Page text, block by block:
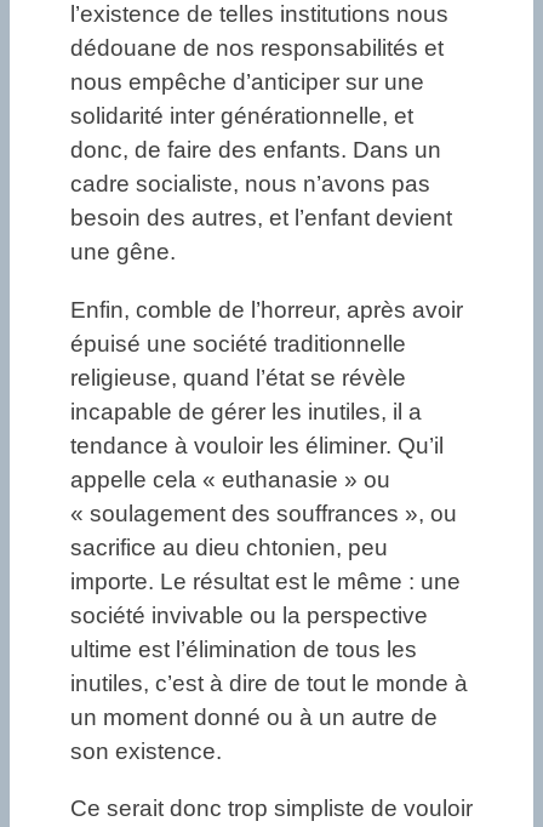
l’existence de telles institutions nous
dédouane de nos responsabilités et
nous empêche d’anticiper sur une
solidarité inter générationnelle, et
donc, de faire des enfants. Dans un
cadre socialiste, nous n’avons pas
besoin des autres, et l’enfant devient
une gêne.
Enfin, comble de l’horreur, après avoir
épuisé une société traditionnelle
religieuse, quand l’état se révèle
incapable de gérer les inutiles, il a
tendance à vouloir les éliminer. Qu’il
appelle cela « euthanasie » ou
« soulagement des souffrances », ou
sacrifice au dieu chtonien, peu
importe. Le résultat est le même : une
société invivable ou la perspective
ultime est l’élimination de tous les
inutiles, c’est à dire de tout le monde à
un moment donné ou à un autre de
son existence.
Ce serait donc trop simpliste de vouloir